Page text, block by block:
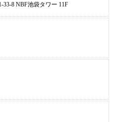
33-8 NBF池袋タワー 11F